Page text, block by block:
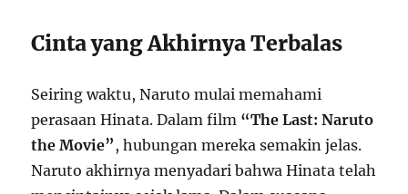
Cinta yang Akhirnya Terbalas
Seiring waktu, Naruto mulai memahami
perasaan Hinata. Dalam film “The Last: Naruto
the Movie” , hubungan mereka semakin jelas.
Naruto akhirnya menyadari bahwa Hinata telah